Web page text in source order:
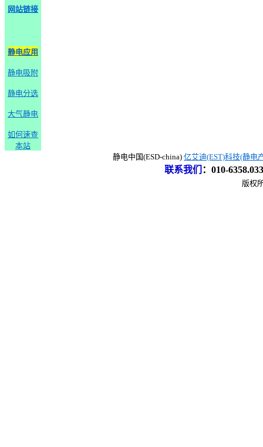
网站链接
静电应用
静电吸附
静电分选
大气静电
如何速查
本站
静电中国(ESD-china) 亿艾迪(EST)科技(静电
联系我们 ： 010-
版权